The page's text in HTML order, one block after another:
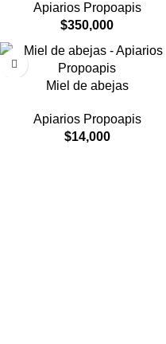
Apiarios Propoapis
$350,000
Miel de abejas
Apiarios Propoapis
$14,000